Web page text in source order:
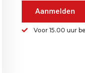
Aanmelden
Voor 15.00 uur